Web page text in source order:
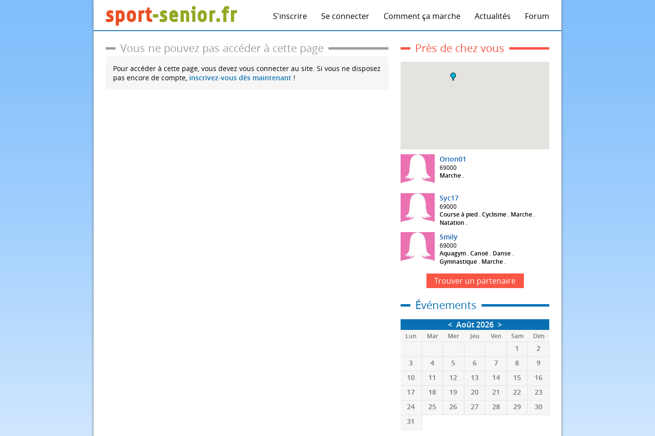
S'inscrire Se connecter Comment ça marche Actualités Forum
Vous ne pouvez pas accéder à cette page
Pour accéder à cette page, vous devez vous connecter au site. Si vous ne disposez
pas encore de compte, inscrivez-vous dès maintenant !
Près de chez vous
Orion01
69000
Marche .
Syc17
69000
Course à pied . Cyclisme . Marche .
Natation .
Smily
69000
Aquagym . Canoë . Danse .
Gymnastique . Marche .
Trouver un partenaire
Événements
< Août 2026 >
Lun Mar Mer Jeu Ven Sam Dim
1
2
3
4 5 6 7 8
9
10
11 12 13 14 15
16
17
18 19 20 21 22
23
24
25 26 27 28 29
30
31